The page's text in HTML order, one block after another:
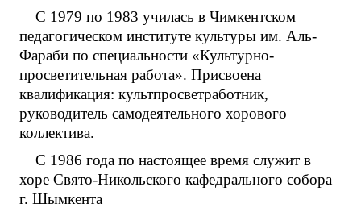
С 1979 по 1983 училась в Чимкентском
педагогическом институте культуры им. Аль-
Фараби по специальности «Культурно-
просветительная работа». Присвоена
квалификация: культпросветработник,
руководитель самодеятельного хорового
коллектива.
С 1986 года по настоящее время служит в
хоре Свято-Никольского кафедрального собора
г. Шымкента